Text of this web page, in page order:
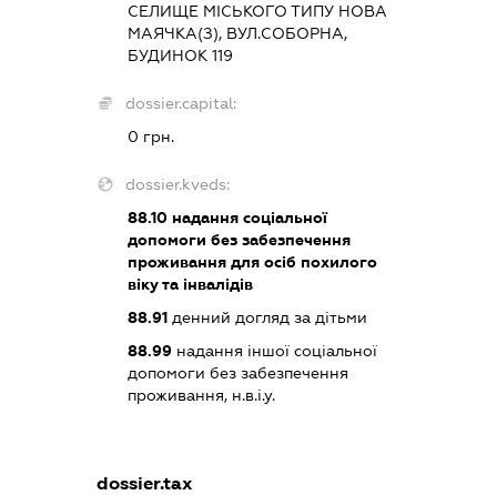
СЕЛИЩЕ МІСЬКОГО ТИПУ НОВА
МАЯЧКА(З), ВУЛ.СОБОРНА,
БУДИНОК 119
dossier.capital:
0 грн.
dossier.kveds:
88.10надання соціальної
допомоги без забезпечення
проживання для осіб похилого
віку та інвалідів
88.91денний догляд за дітьми
88.99надання іншої соціальної
допомоги без забезпечення
проживання, н.в.і.у.
dossier.tax